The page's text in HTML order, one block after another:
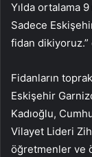
Yılda ortalama
Sadece
fidan dikiyoruz.”
Fidanların
Eskişehir
Kadıoğlu,
Vilayet Lideri
öğretmenler ve